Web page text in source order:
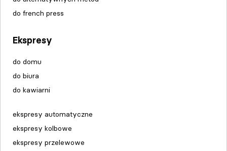
do french press
Ekspresy
do domu
do biura
do kawiarni
ekspresy automatyczne
ekspresy kolbowe
ekspresy przelewowe